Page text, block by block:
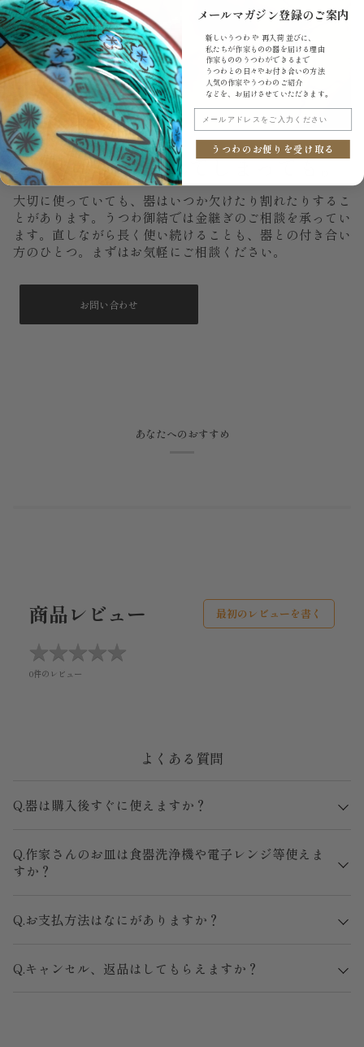
もし、いつか割れてしまっても。
大切に使っていても、器はいつか欠けたり割れたりするこ
とがあります。うつわ御結では金継ぎのご相談を承ってい
ます。直しながら長く使い続けることも、器との付き合い
方のひとつ。まずはお気軽にご相談ください。
お問い合わせ
あなたへのおすすめ
商品レビュー 最初のレビューを書く
★★★★★
★★★★★
0件のレビュー
よくある質問
Q.器は購入後すぐに使えますか？
Q.作家さんのお皿は食器洗浄機や電子レンジ等使えま
すか？
Q.お支払方法はなにがありますか？
Q.キャンセル、返品はしてもらえますか？
メールマガジン登録のご案内
新しいうつわ や 再入荷 並びに、
私たちが作家ものの器を届ける理由
作家もののうつわができるまで
うつわとの日々やお付き合いの方法
人気の作家やうつわのご紹介
などを、お届けさせていただきます。
メールアドレスをご入力ください
うつわのお便りを受け取る